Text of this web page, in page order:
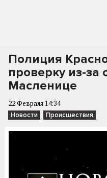
Полиция
проверку из-за
Масленице
22 Февраля 14:34
Новости Происшествия